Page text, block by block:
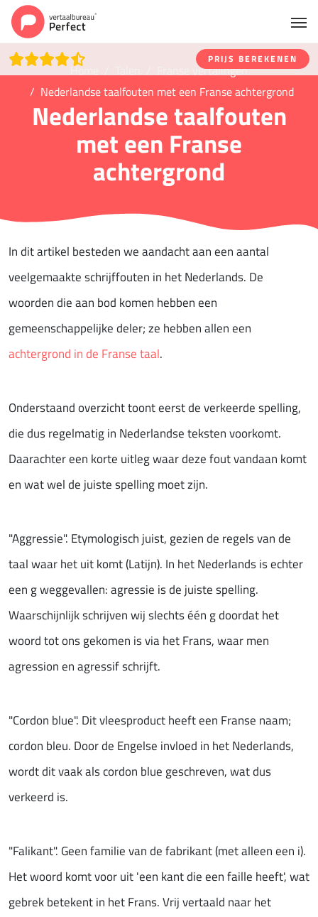
PRIJS BEREKENEN
Home
Franse vertalingen
Nederlandse taalfouten met een Franse achtergrond
Nederlandse taalfouten
met een Franse
achtergrond
In dit artikel besteden we aandacht aan een aantal
veelgemaakte schrijffouten in het Nederlands. De
woorden die aan bod komen hebben een
gemeenschappelijke deler; ze hebben allen een
achtergrond in de Franse taal.
Onderstaand overzicht toont eerst de verkeerde spelling,
die dus regelmatig in Nederlandse teksten voorkomt.
Daarachter een korte uitleg waar deze fout vandaan komt
en wat wel de juiste spelling moet zijn.
"Aggressie". Etymologisch juist, gezien de regels van de
taal waar het uit komt (Latijn). In het Nederlands is echter
een g weggevallen: agressie is de juiste spelling.
Waarschijnlijk schrijven wij slechts één g doordat het
woord tot ons gekomen is via het Frans, waar men
agression en agressif schrijft.
"Cordon blue". Dit vleesproduct heeft een Franse naam;
cordon bleu. Door de Engelse invloed in het Nederlands,
wordt dit vaak als cordon blue geschreven, wat dus
verkeerd is.
"Falikant". Geen familie van de fabrikant (met alleen een i).
Het woord komt voor uit 'een kant die een faille heeft', wat
gebrek betekent in het Frans. Vrij vertaald naar het